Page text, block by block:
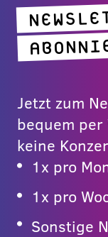
Jetzt zum
bequem
keine
1x pro
1x pro
Sonstige